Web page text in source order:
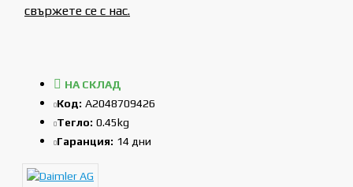
свържете се с нас.
НА СКЛАД
Код: A2048709426
Тегло: 0.45kg
Гаранция: 14 дни